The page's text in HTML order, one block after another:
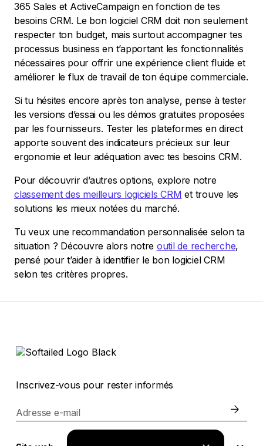
365 Sales et ActiveCampaign en fonction de tes
besoins CRM. Le bon logiciel CRM doit non seulement
respecter ton budget, mais surtout accompagner tes
processus business en t’apportant les fonctionnalités
nécessaires pour offrir une expérience client fluide et
améliorer le flux de travail de ton équipe commerciale.
Si tu hésites encore après ton analyse, pense à tester
les versions d’essai ou les démos gratuites proposées
par les fournisseurs. Tester les plateformes en direct
apporte souvent des indicateurs précieux sur leur
ergonomie et leur adéquation avec tes besoins CRM.
Pour découvrir d’autres options, explore notre
classement des meilleurs logiciels CRM et trouve les
solutions les mieux notées du marché.
Tu veux une recommandation personnalisée selon ta
situation ? Découvre alors notre outil de recherche,
pensé pour t’aider à identifier le bon logiciel CRM
selon tes critères propres.
Inscrivez-vous pour rester informés
Adresse e-mail